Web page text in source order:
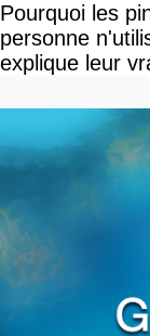
Pourquoi les
personne
explique leur